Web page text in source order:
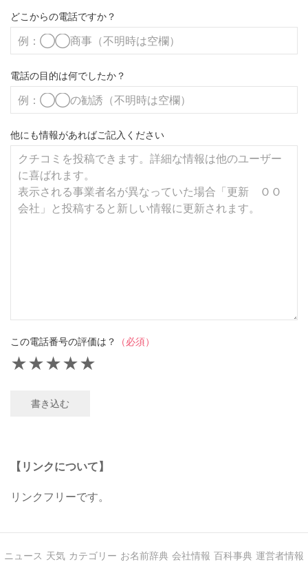
どこからの電話ですか？
電話の目的は何でしたか？
他にも情報があればご記入ください
この電話番号の評価は？ （必須）
★
★
★
★
★
書き込む
【リンクについて】
リンクフリーです。
ニュース 天気 カテゴリー お名前辞典 会社情報 百科事典 運営者情報